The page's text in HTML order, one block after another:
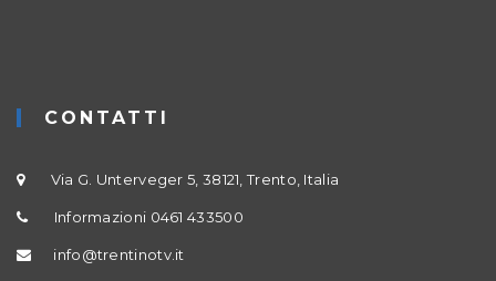
CONTATTI
Via G. Unterveger 5, 38121, Trento, Italia
Informazioni 0461 433500
info@trentinotv.it